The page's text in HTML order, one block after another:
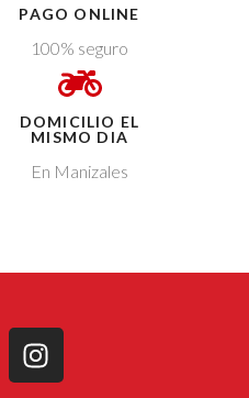
PAGO ONLINE
100% seguro
DOMICILIO EL
MISMO DIA
En Manizales